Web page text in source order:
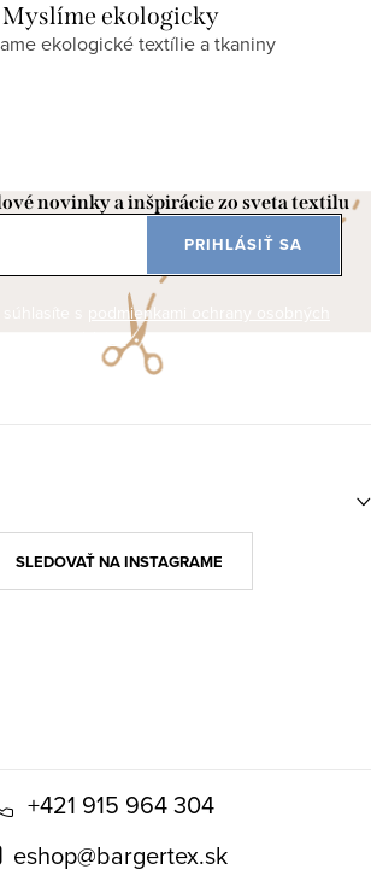
Myslíme ekologicky
ekologické textílie a tkaniny
novinky a inšpirácie zo sveta textilu
podmienkami ochrany osobných
údajov
PRIHLÁSIŤ SA
+421 915 964 304
eshop@bargertex.sk
SLEDOVAŤ NA INSTAGRAME